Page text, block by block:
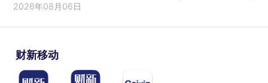
2026年08月06日
财新移动